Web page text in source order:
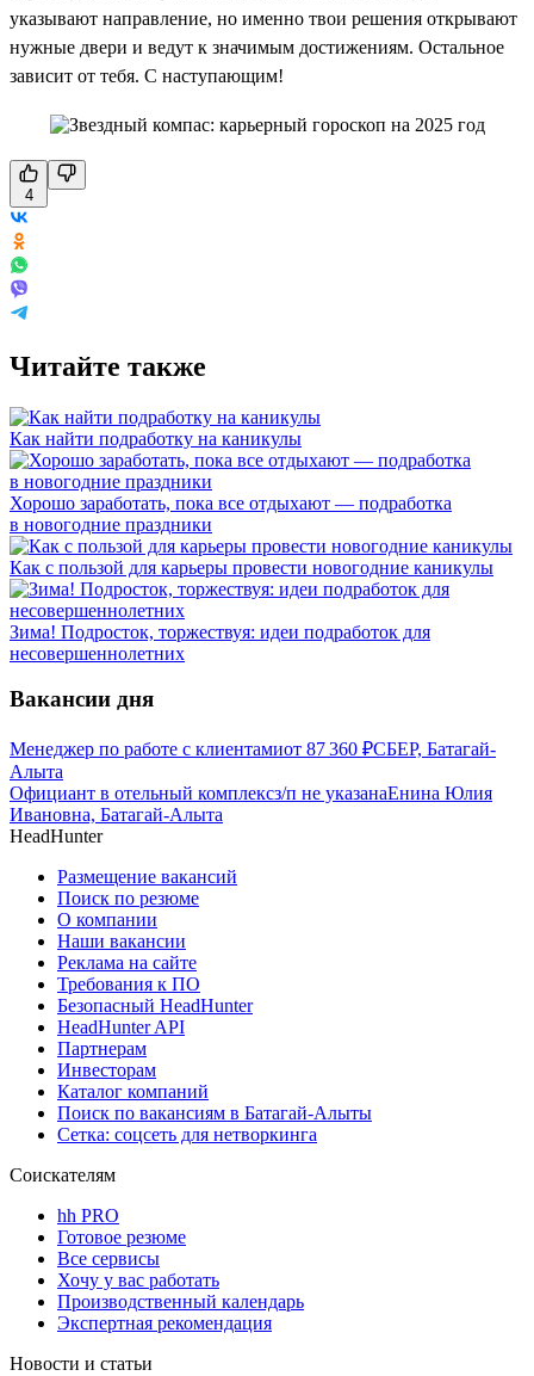
указывают направление, но именно твои решения открывают
нужные двери и ведут к значимым достижениям. Остальное
зависит от тебя. С наступающим!
4
Читайте также
Как найти подработку на каникулы
Хорошо заработать, пока все отдыхают — подработка
в новогодние праздники
Как с пользой для карьеры провести новогодние каникулы
Зима! Подросток, торжествуя: идеи подработок для
несовершеннолетних
Вакансии дня
Менеджер по работе с клиентамиот 87 360 ₽СБЕР, Батагай-
Алыта
Официант в отельный комплексз/п не указанаЕнина Юлия
Ивановна, Батагай-Алыта
HeadHunter
Размещение вакансий
Поиск по резюме
О компании
Наши вакансии
Реклама на сайте
Требования к ПО
Безопасный HeadHunter
HeadHunter API
Партнерам
Инвесторам
Каталог компаний
Поиск по вакансиям в Батагай-Алыты
Сетка: соцсеть для нетворкинга
Соискателям
hh PRO
Готовое резюме
Все сервисы
Хочу у вас работать
Производственный календарь
Экспертная рекомендация
Новости и статьи